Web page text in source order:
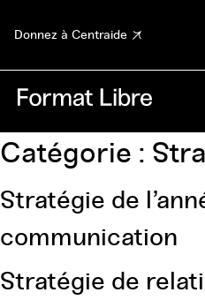
Donnez à Centraide
Catégorie :
Stratégie de
communication
Stratégie de